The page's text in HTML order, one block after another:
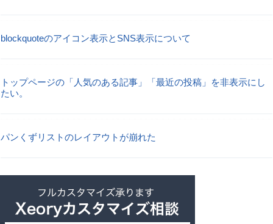
blockquoteのアイコン表示とSNS表示について
トップページの「人気のある記事」「最近の投稿」を非表示にし
たい。
パンくずリストのレイアウトが崩れた